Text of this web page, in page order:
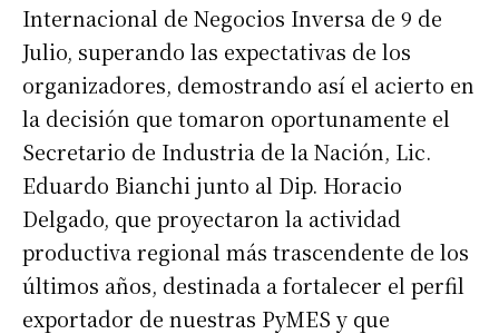
Internacional de Negocios Inversa de 9 de
Julio, superando las expectativas de los
organizadores, demostrando así el acierto en
la decisión que tomaron oportunamente el
Secretario de Industria de la Nación, Lic.
Eduardo Bianchi junto al Dip. Horacio
Delgado, que proyectaron la actividad
productiva regional más trascendente de los
últimos años, destinada a fortalecer el perfil
exportador de nuestras PyMES y que